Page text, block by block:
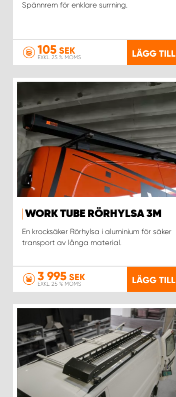
Spännrem för enklare surrning.
105SEK
EXKL. 25 % MOMS LÄGG TILL
WORK TUBE RÖRHYLSA 3M
En krocksäker Rörhylsa i aluminium för säker
transport av långa material.
3 995SEK
EXKL. 25 % MOMS LÄGG TILL